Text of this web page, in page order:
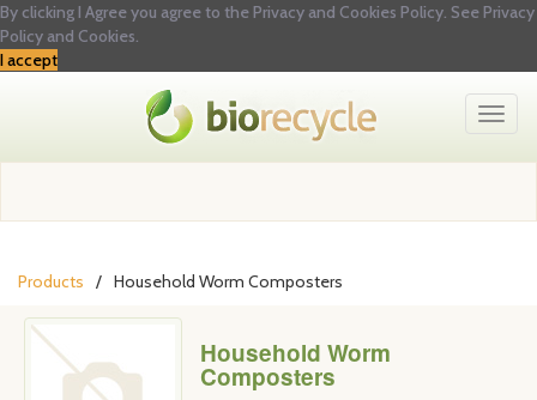
By clicking I Agree you agree to the Privacy and Cookies Policy. See Privacy
Policy and Cookies.
I accept
Products Household Worm Composters
Household Worm
Composters